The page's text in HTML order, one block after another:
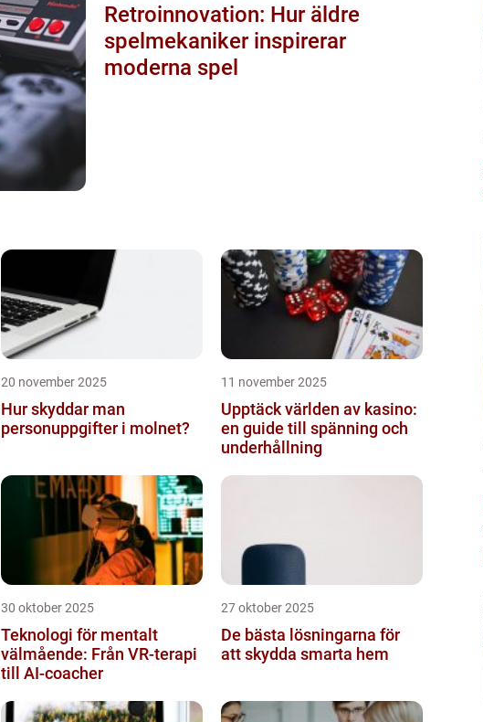
Retroinnovation: Hur äldre
spelmekaniker inspirerar
moderna spel
20 november 2025
Hur skyddar man
personuppgifter i molnet?
11 november 2025
Upptäck världen av kasino:
en guide till spänning och
underhållning
30 oktober 2025
Teknologi för mentalt
välmående: Från VR-terapi
till AI-coacher
27 oktober 2025
De bästa lösningarna för
att skydda smarta hem